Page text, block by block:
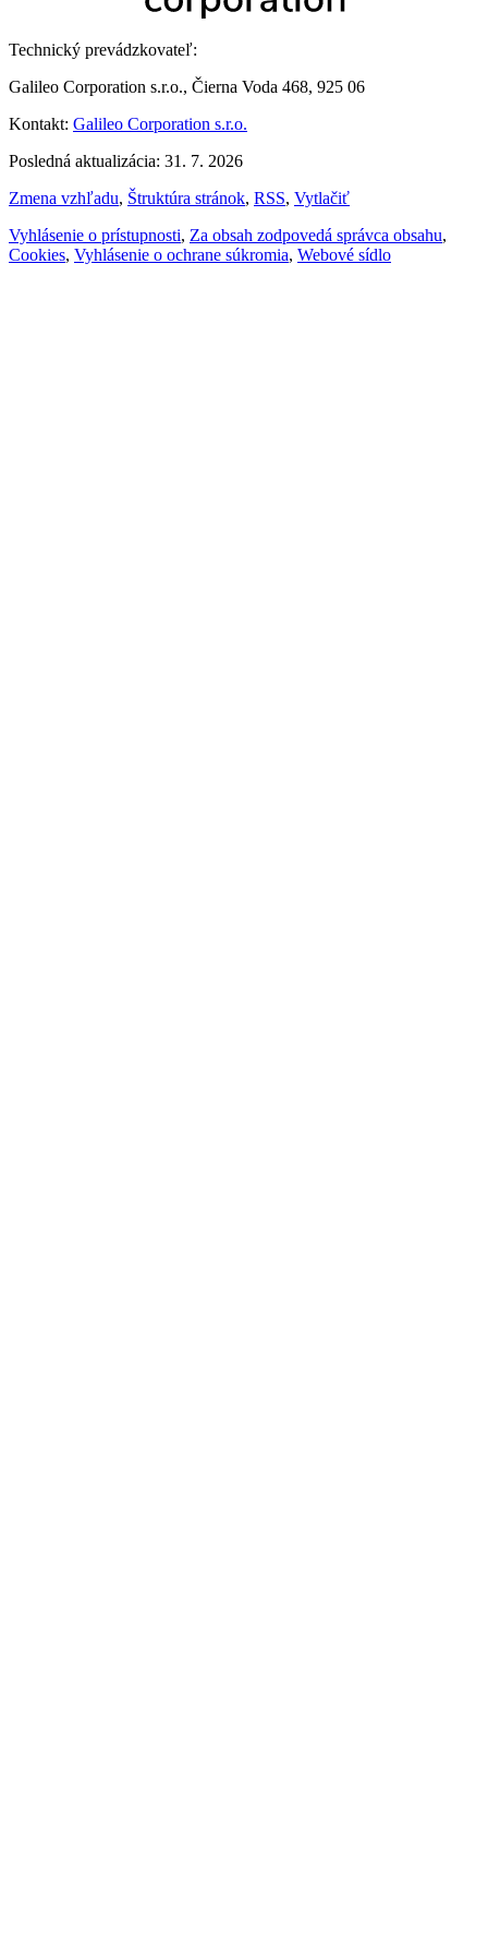
Technický prevádzkovateľ:
Galileo Corporation s.r.o., Čierna Voda 468, 925 06
Kontakt: Galileo Corporation s.r.o.
Posledná aktualizácia: 31. 7. 2026
Zmena vzhľadu, Štruktúra stránok, RSS, Vytlačiť
Vyhlásenie o prístupnosti, Za obsah zodpovedá správca obsahu,
Cookies, Vyhlásenie o ochrane súkromia, Webové sídlo